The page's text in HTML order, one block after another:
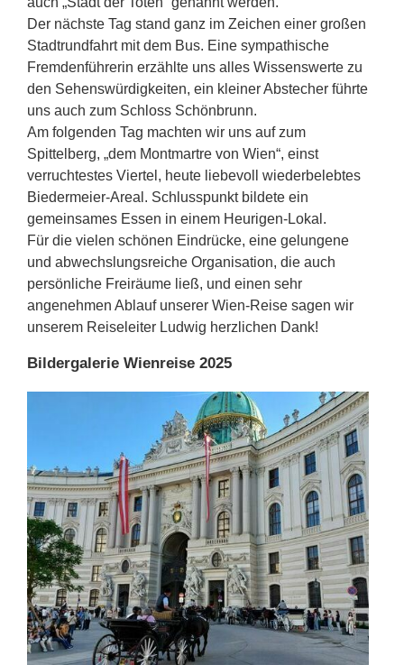
Der nächste Tag stand ganz im Zeichen einer großen
Stadtrundfahrt mit dem Bus. Eine sympathische
Fremdenführerin erzählte uns alles Wissenswerte zu
den Sehenswürdigkeiten, ein kleiner Abstecher führte
uns auch zum Schloss Schönbrunn.
Am folgenden Tag machten wir uns auf zum
Spittelberg, „dem Montmartre von Wien“, einst
verruchtestes Viertel, heute liebevoll wiederbelebtes
Biedermeier-Areal. Schlusspunkt bildete ein
gemeinsames Essen in einem Heurigen-Lokal.
Für die vielen schönen Eindrücke, eine gelungene
und abwechslungsreiche Organisation, die auch
persönliche Freiräume ließ, und einen sehr
angenehmen Ablauf unserer Wien-Reise sagen wir
unserem Reiseleiter Ludwig herzlichen Dank!
Bildergalerie Wienreise 2025